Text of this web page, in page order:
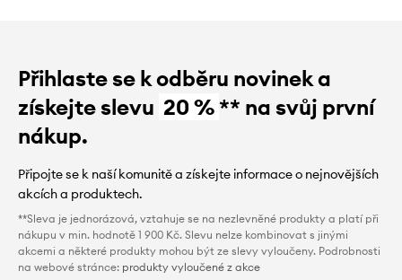
Přihlaste se k odběru novinek a
získejte slevu 20 %** na svůj první
nákup.
Připojte se k naší komunitě a získejte informace o nejnovějších
akcích a produktech.
**Sleva je jednorázová, vztahuje se na nezlevněné produkty a platí při
nákupu v min. hodnotě 1 900 Kč. Slevu nelze kombinovat s jinými
akcemi a některé produkty mohou být ze slevy vyloučeny. Podrobnosti
na webové stránce: produkty vyloučené z akce